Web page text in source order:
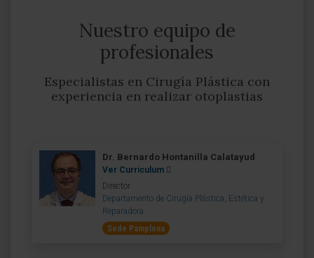
Nuestro equipo de
profesionales
Especialistas en Cirugía Plástica con
experiencia en realizar otoplastias
Dr. Bernardo Hontanilla Calatayud
Ver Curriculum
Director
Departamento de Cirugía Plástica, Estética y
Reparadora
Sede Pamplona